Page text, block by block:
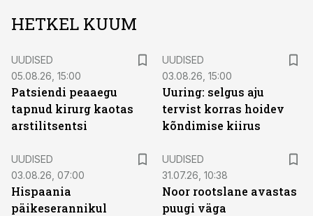
HETKEL KUUM
UUDISED
05.08.26, 15:00
Patsiendi peaaegu
tapnud kirurg kaotas
arstilitsentsi
UUDISED
03.08.26, 15:00
Uuring: selgus aju
tervist korras hoidev
kõndimise kiirus
UUDISED
03.08.26, 07:00
Hispaania
päikeserannikul
UUDISED
31.07.26, 10:38
Noor rootslane avastas
puugi väga